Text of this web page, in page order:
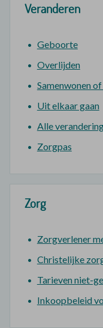
Veranderen
Geboorte
Overlijden
Samenwonen
Uit elkaar gaan
Alle
Zorgpas
Zorg
Zorgverlener
Christelijke
Tarieven niet-
Inkoopbeleid